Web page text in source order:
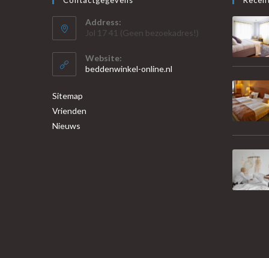
Address:
Jol 17 41 (Geen bezoekadres!)
Website:
beddenwinkel-online.nl
Sitemap
Vrienden
Nieuws